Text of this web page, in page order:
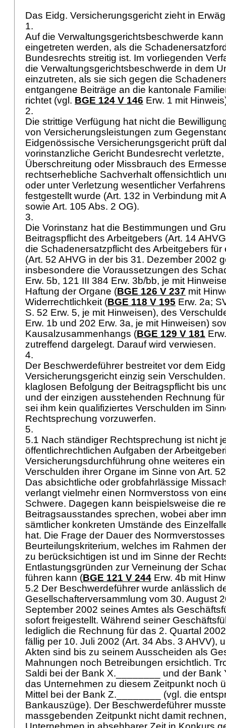
Das Eidg. Versicherungsgericht zieht in
1.
Auf die Verwaltungsgerichtsbeschwerde kann
eingetreten werden, als die
Bundesrechts streitig ist. Im vorliegenden
die Verwaltungsgerichtsbeschwerde in dem
einzutreten, als sie sich gegen die
entgangene Beiträge an die kantonale
richtet (vgl. BGE 124 V 146 Erw. 1 mit
2.
Die strittige Verfügung hat nicht die
von Versicherungsleistungen zum
Eidgenössische Versicherungsgericht prüft
vorinstanzliche Gericht Bundesrecht
Überschreitung oder Missbrauch des
rechtserhebliche Sachverhalt offensichtlich
oder unter Verletzung wesentlicher
festgestellt wurde (Art. 132 in Verbindung mit
sowie Art. 105 Abs. 2 OG).
3.
Die Vorinstanz hat die Bestimmungen und
Beitragspflicht des Arbeitgebers (Art. 14 AHVG
die Schadenersatzpflicht des Arbeitgebers
(Art. 52 AHVG in der bis 31. Dezember 2002
insbesondere die Voraussetzungen des
Erw. 5b, 121 III 384 Erw. 3b/bb, je mit
Haftung der Organe (BGE 126 V 237 mit
Widerrechtlichkeit (BGE 118 V 195 Erw. 2a;
S. 52 Erw. 5, je mit Hinweisen), des
Erw. 1b und 202 Erw. 3a, je mit Hinweisen)
Kausalzusammenhangs (BGE 129 V 181
zutreffend dargelegt. Darauf wird verwiesen.
4.
Der Beschwerdeführer bestreitet vor dem
Versicherungsgericht einzig sein
klaglosen Befolgung der Beitragspflicht bis
und der einzigen ausstehenden Rechnung
sei ihm kein qualifiziertes Verschulden im
Rechtsprechung vorzuwerfen.
5.
5.1 Nach ständiger Rechtsprechung ist nicht
öffentlichrechtlichen Aufgaben der
Versicherungsdurchführung ohne weiteres
Verschulden ihrer Organe im Sinne von Art.
Das absichtliche oder grobfahrlässige
verlangt vielmehr einen Normverstoss von
Schwere. Dagegen kann beispielsweise die
Beitragsausstandes sprechen, wobei aber
sämtlicher konkreten Umstände des
hat. Die Frage der Dauer des
Beurteilungskriterium, welches im Rahmen
zu berücksichtigen ist und im Sinne der
Entlastungsgründen zur Verneinung der
führen kann (BGE 121 V 244 Erw. 4b mit
5.2 Der Beschwerdeführer wurde anlässlich
Gesellschafterversammlung vom 30. August
September 2002 seines Amtes als
sofort freigestellt. Während seiner
lediglich die Rechnung für das 2. Quartal
fällig per 10. Juli 2002 (Art. 34 Abs. 3 AHVV),
Akten sind bis zu seinem Ausscheiden als
Mahnungen noch Betreibungen ersichtlich.
Saldi bei der Bank X.________ und der Bank
das Unternehmen zu diesem Zeitpunkt noch
Mittel bei der Bank Z.________ (vgl. die
Bankauszüge). Der Beschwerdeführer
massgebenden Zeitpunkt nicht damit